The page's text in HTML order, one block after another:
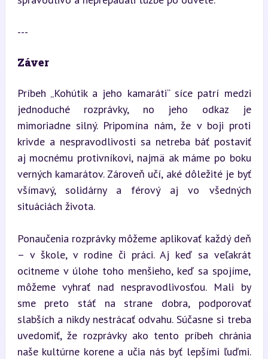
---
Záver
Príbeh „Kohútik a jeho kamaráti“ síce patrí medzi
jednoduché rozprávky, no jeho odkaz je
mimoriadne silný. Pripomína nám, že v boji proti
krivde a nespravodlivosti sa netreba báť postaviť
aj mocnému protivníkovi, najmä ak máme po boku
verných kamarátov. Zároveň učí, aké dôležité je byť
všímavý, solidárny a férový aj vo všedných
situáciách života.
Ponaučenia rozprávky môžeme aplikovať každý deň
– v škole, v rodine či práci. Aj keď sa veľakrát
ocitneme v úlohe toho menšieho, keď sa spojíme,
môžeme vyhrať nad nespravodlivosťou. Mali by
sme preto stáť na strane dobra, podporovať
slabších a nikdy nestrácať odvahu. Súčasne si treba
uvedomiť, že rozprávky ako tento príbeh chránia
naše kultúrne korene a učia nás byť lepšími ľuďmi.